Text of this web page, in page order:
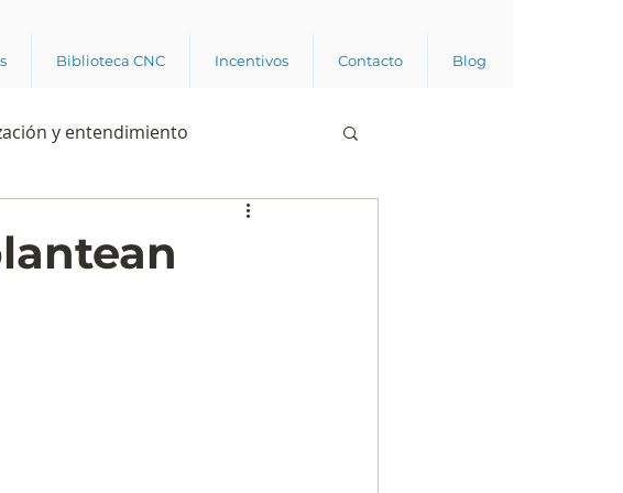
Biblioteca CNC Incentivos Contacto Blog
y entendimiento
Business analytics